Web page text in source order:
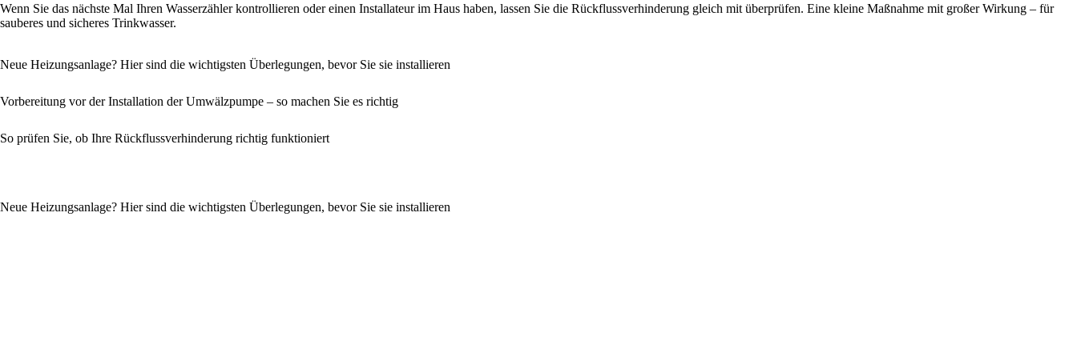
Wenn Sie das nächste Mal Ihren Wasserzähler kontrollieren oder einen Installateur im Haus haben, lassen Sie die Rückflussverhinderung gleich mit überprüfen. Eine kleine Maßnahme mit großer Wirkung – für
sauberes und sicheres Trinkwasser.
Neue Heizungsanlage? Hier sind die wichtigsten Überlegungen, bevor Sie sie installieren
Vorbereitung vor der Installation der Umwälzpumpe – so machen Sie es richtig
So prüfen Sie, ob Ihre Rückflussverhinderung richtig funktioniert
Neue Heizungsanlage? Hier sind die wichtigsten Überlegungen, bevor Sie sie installieren